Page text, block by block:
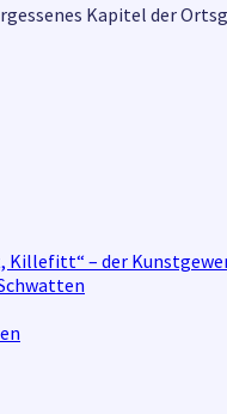
Kapitel der
Killefitt“ – der